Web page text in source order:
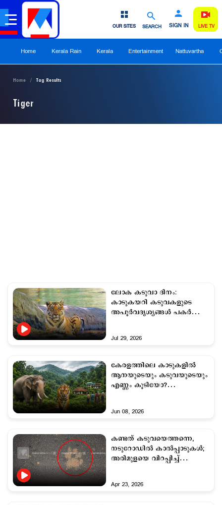
SEARCH SIGN IN
OUR SITES LIVE TV
Home Kerala Rain Kerala Entertainment Nattuvartha
Home Tag Results
Tiger
ലോക കടുവാ ദിനം:
കാടുകയറി കടുവകളുടെ
അപൂർവദൃശ്യങ്ങൾ പകർത്തി
Jul 29, 2026
കേരളത്തിലെ കാടുകളില്‍
ആനയുടെയും കടുവയുടെയും
എണ്ണം കൂടിയോ?
Jun 08, 2026
കണ്ടത് കടുവയെത്തന്നെ,
നടുറോഡില്‍ കാല്‍പ്പാടുകള്‍;
അരിമുളയെ വിറപ്പിച്ച്
Apr 23, 2026